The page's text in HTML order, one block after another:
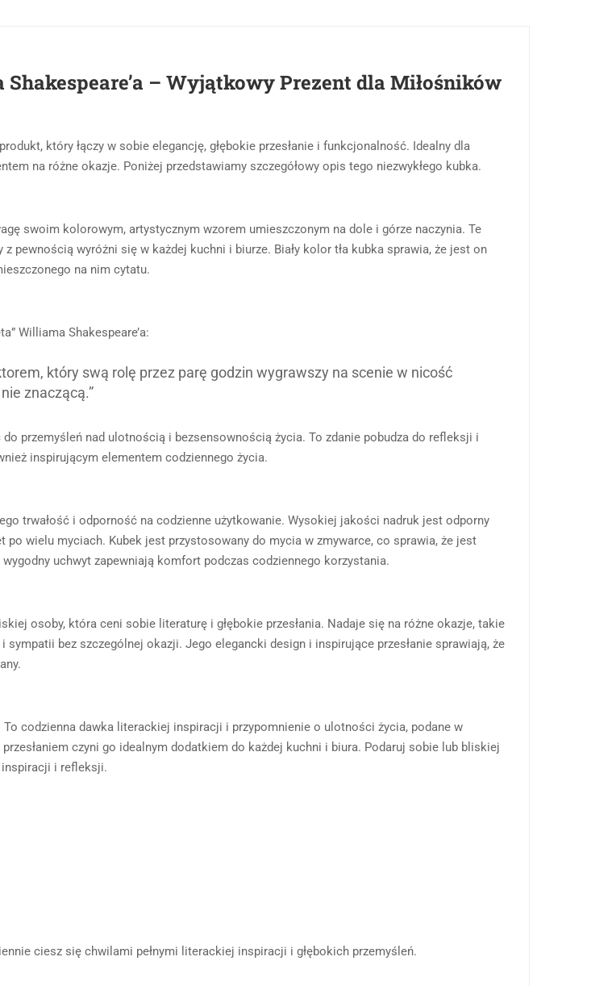
– Wyjątkowy Prezent dla Miłośników
który łączy w sobie elegancję, głębokie przesłanie i funkcjonalność. Idealny dla
na różne okazje. Poniżej przedstawiamy szczegółowy opis tego niezwykłego kubka.
swoim kolorowym, artystycznym wzorem umieszczonym na dole i górze naczynia. Te
pewnością wyróżni się w każdej kuchni i biurze. Biały kolor tła kubka sprawia, że jest on
na nim cytatu.
Williama Shakespeare’a:
który swą rolę przez parę godzin wygrawszy na scenie w nicość
znaczącą.”
przemyśleń nad ulotnością i bezsensownością życia. To zdanie pobudza do refleksji i
inspirującym elementem codziennego życia.
trwałość i odporność na codzienne użytkowanie. Wysokiej jakości nadruk jest odporny
wielu myciach. Kubek jest przystosowany do mycia w zmywarce, co sprawia, że jest
uchwyt zapewniają komfort podczas codziennego korzystania.
osoby, która ceni sobie literaturę i głębokie przesłania. Nadaje się na różne okazje, takie
bez szczególnej okazji. Jego elegancki design i inspirujące przesłanie sprawiają, że
To codzienna dawka literackiej inspiracji i przypomnienie o ulotności życia, podane w
czyni go idealnym dodatkiem do każdej kuchni i biura. Podaruj sobie lub bliskiej
i refleksji.
ciesz się chwilami pełnymi literackiej inspiracji i głębokich przemyśleń.